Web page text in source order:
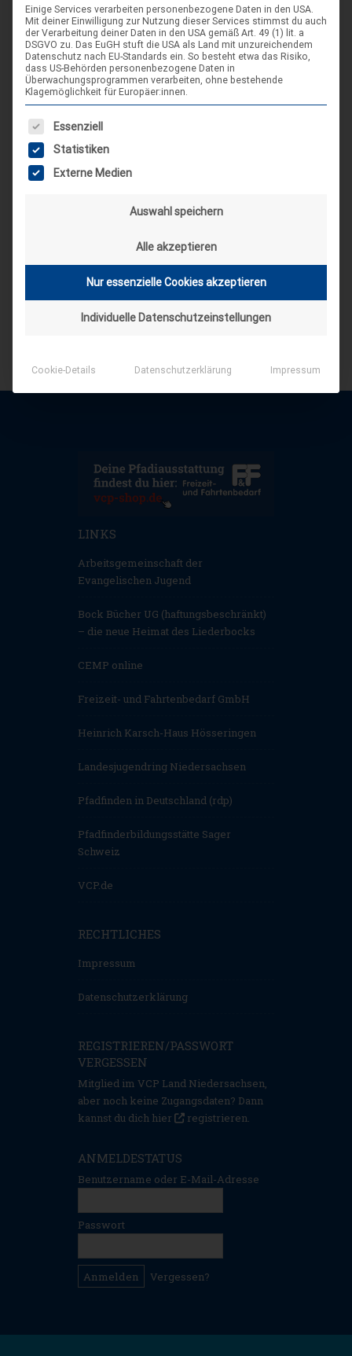
LINKS
Arbeitsgemeinschaft der
Evangelischen Jugend
Bock Bücher UG (haftungsbeschränkt)
– die neue Heimat des Liederbocks
CEMP online
Freizeit- und Fahrtenbedarf GmbH
Heinrich Karsch-Haus Hösseringen
Landesjugendring Niedersachsen
Pfadfinden in Deutschland (rdp)
Pfadfinderbildungsstätte Sager
Schweiz
VCP.de
RECHTLICHES
Impressum
Datenschutzerklärung
REGISTRIEREN/PASSWORT
VERGESSEN
Mitglied im VCP Land Niedersachsen,
aber noch keine Zugangsdaten? Dann
kannst du dich hier
registrieren.
ANMELDESTATUS
Benutzername oder E-Mail-Adresse
Passwort
Vergessen?
Einige Services verarbeiten personenbezogene Daten in den USA.
Mit deiner Einwilligung zur Nutzung dieser Services stimmst du auch
der Verarbeitung deiner Daten in den USA gemäß Art. 49 (1) lit. a
DSGVO zu. Das EuGH stuft die USA als Land mit unzureichendem
Datenschutz nach EU-Standards ein. So besteht etwa das Risiko,
dass US-Behörden personenbezogene Daten in
Überwachungsprogrammen verarbeiten, ohne bestehende
Klagemöglichkeit für Europäer:innen.
Es folgt eine Liste der Service-Gruppen, für die eine
Essenziell
Statistiken
Externe Medien
Auswahl speichern
Alle akzeptieren
Nur essenzielle Cookies akzeptieren
Individuelle Datenschutzeinstellungen
Cookie-Details Datenschutzerklärung Impressum